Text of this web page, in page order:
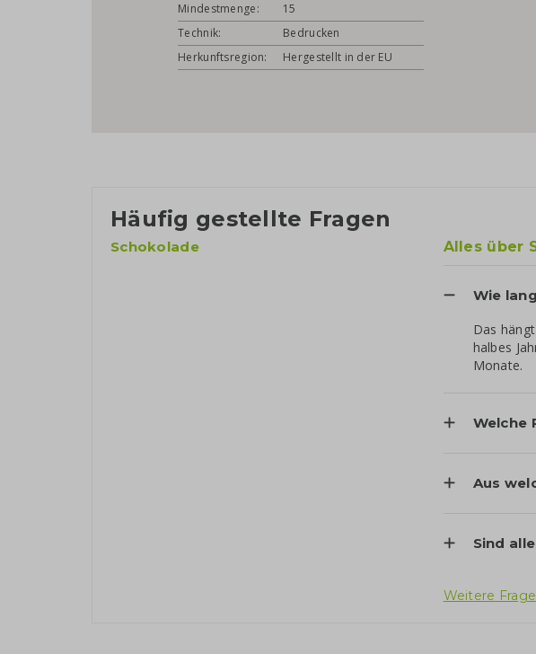
Mindestmenge:
15
Technik:
Bedrucken
Herkunftsregion:
Hergestellt in der EU
Häufig gestellte Fragen
Schokolade Alles über
Wie
Das
halbes
Monate.
Welche
Aus
Sind
Weitere